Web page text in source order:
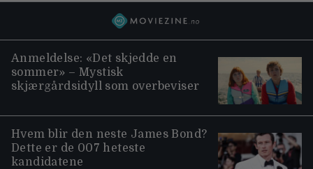
Anmeldelse: «Det skjedde en
sommer» – Mystisk
skjærgårdsidyll som overbeviser
Hvem blir den neste James Bond?
Dette er de 007 heteste
kandidatene